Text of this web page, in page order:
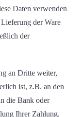
Daten verwenden
der Ware
der
an Dritte weiter,
ist, z.B. an den
die Bank oder
Ihrer Zahlung.